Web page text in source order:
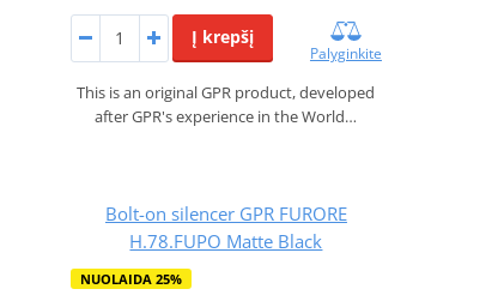
Į krepšį
Palyginkite
This is an original GPR product, developed
after GPR's experience in the World…
Bolt-on silencer GPR FURORE
H.78.FUPO Matte Black
NUOLAIDA 25%